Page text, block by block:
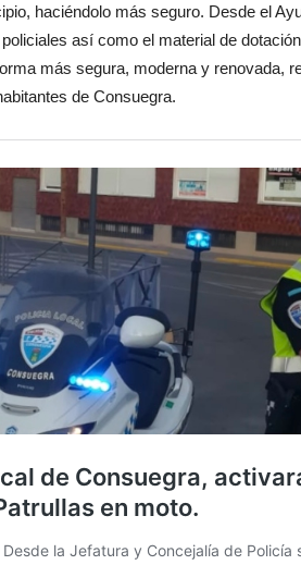
haciéndolo más seguro. Desde el
así como el material de
más segura, moderna y renovada,
de Consuegra.